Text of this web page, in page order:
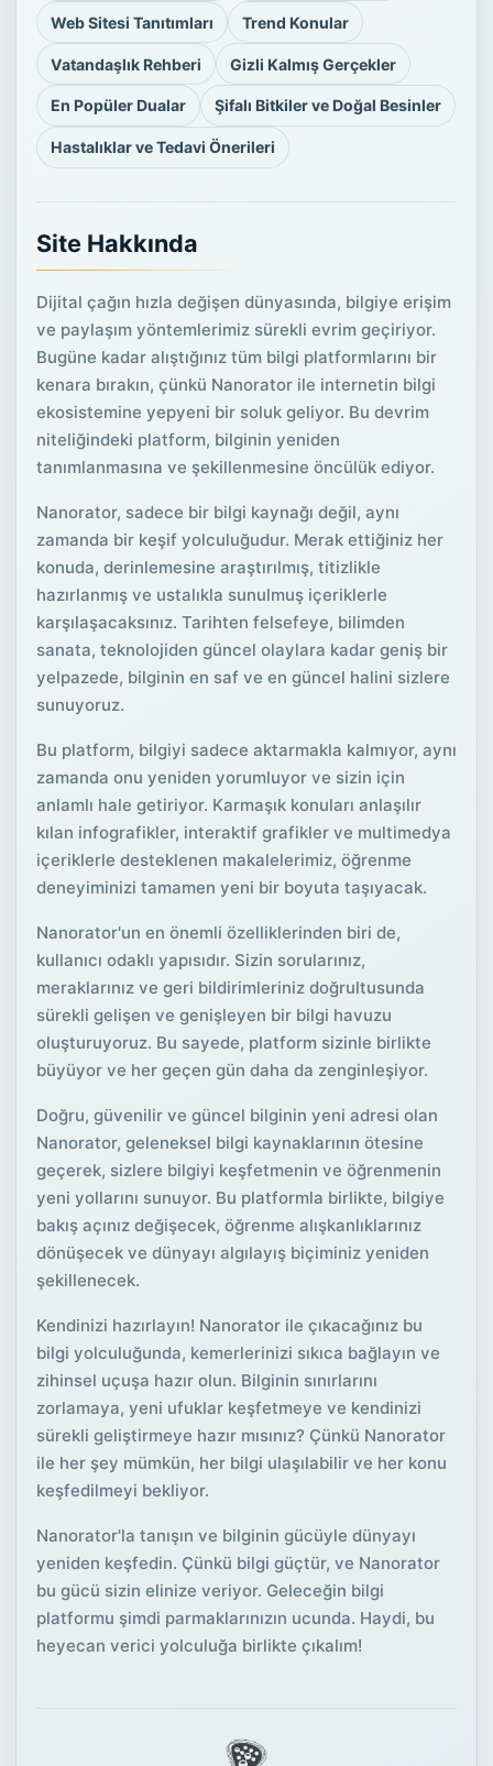
Web Sitesi Tanıtımları Trend Konular
Vatandaşlık Rehberi Gizli Kalmış Gerçekler
En Popüler Dualar Şifalı Bitkiler ve Doğal Besinler
Hastalıklar ve Tedavi Önerileri
Site Hakkında
Dijital çağın hızla değişen dünyasında, bilgiye erişim
ve paylaşım yöntemlerimiz sürekli evrim geçiriyor.
Bugüne kadar alıştığınız tüm bilgi platformlarını bir
kenara bırakın, çünkü Nanorator ile internetin bilgi
ekosistemine yepyeni bir soluk geliyor. Bu devrim
niteliğindeki platform, bilginin yeniden
tanımlanmasına ve şekillenmesine öncülük ediyor.
Nanorator, sadece bir bilgi kaynağı değil, aynı
zamanda bir keşif yolculuğudur. Merak ettiğiniz her
konuda, derinlemesine araştırılmış, titizlikle
hazırlanmış ve ustalıkla sunulmuş içeriklerle
karşılaşacaksınız. Tarihten felsefeye, bilimden
sanata, teknolojiden güncel olaylara kadar geniş bir
yelpazede, bilginin en saf ve en güncel halini sizlere
sunuyoruz.
Bu platform, bilgiyi sadece aktarmakla kalmıyor, aynı
zamanda onu yeniden yorumluyor ve sizin için
anlamlı hale getiriyor. Karmaşık konuları anlaşılır
kılan infografikler, interaktif grafikler ve multimedya
içeriklerle desteklenen makalelerimiz, öğrenme
deneyiminizi tamamen yeni bir boyuta taşıyacak.
Nanorator'un en önemli özelliklerinden biri de,
kullanıcı odaklı yapısıdır. Sizin sorularınız,
meraklarınız ve geri bildirimleriniz doğrultusunda
sürekli gelişen ve genişleyen bir bilgi havuzu
oluşturuyoruz. Bu sayede, platform sizinle birlikte
büyüyor ve her geçen gün daha da zenginleşiyor.
Doğru, güvenilir ve güncel bilginin yeni adresi olan
Nanorator, geleneksel bilgi kaynaklarının ötesine
geçerek, sizlere bilgiyi keşfetmenin ve öğrenmenin
yeni yollarını sunuyor. Bu platformla birlikte, bilgiye
bakış açınız değişecek, öğrenme alışkanlıklarınız
dönüşecek ve dünyayı algılayış biçiminiz yeniden
şekillenecek.
Kendinizi hazırlayın! Nanorator ile çıkacağınız bu
bilgi yolculuğunda, kemerlerinizi sıkıca bağlayın ve
zihinsel uçuşa hazır olun. Bilginin sınırlarını
zorlamaya, yeni ufuklar keşfetmeye ve kendinizi
sürekli geliştirmeye hazır mısınız? Çünkü Nanorator
ile her şey mümkün, her bilgi ulaşılabilir ve her konu
keşfedilmeyi bekliyor.
Nanorator'la tanışın ve bilginin gücüyle dünyayı
yeniden keşfedin. Çünkü bilgi güçtür, ve Nanorator
bu gücü sizin elinize veriyor. Geleceğin bilgi
platformu şimdi parmaklarınızın ucunda. Haydi, bu
heyecan verici yolculuğa birlikte çıkalım!